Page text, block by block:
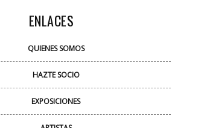
ENLACES
QUIENES SOMOS
HAZTE SOCIO
EXPOSICIONES